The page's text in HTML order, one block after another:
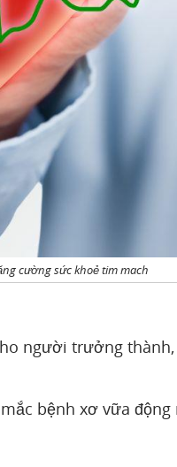
cường sức khoẻ tim mach
người trưởng
bệnh xơ vữa